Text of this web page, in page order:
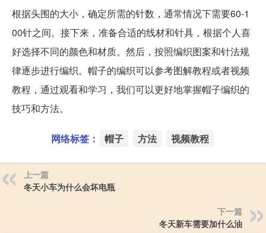
根据头围的大小，确定所需的针数，通常情况下需要60-1
00针之间。接下来，准备合适的线材和针具，根据个人喜
好选择不同的颜色和材质。然后，按照编织图案和针法规
律逐步进行编织。帽子的编织可以参考图解教程或者视频
教程，通过观看和学习，我们可以更好地掌握帽子编织的
技巧和方法。
网络标签： 帽子 方法 视频教程
上一篇
冬天小车为什么会坏电瓶
下一篇
冬天新车需要加什么油